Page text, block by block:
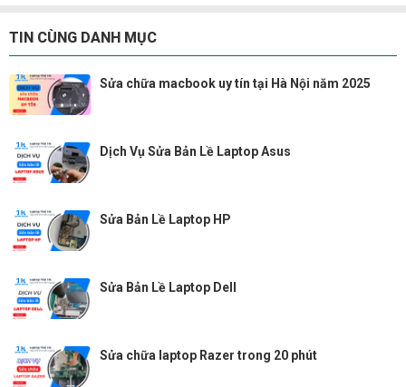
TIN CÙNG DANH MỤC
Sửa chữa macbook uy tín tại Hà Nội năm 2025
Dịch Vụ Sửa Bản Lề Laptop Asus
Sửa Bản Lề Laptop HP
Sửa Bản Lề Laptop Dell
Sửa chữa laptop Razer trong 20 phút